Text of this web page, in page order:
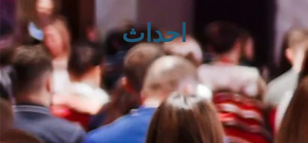
احداث
En savoir plus